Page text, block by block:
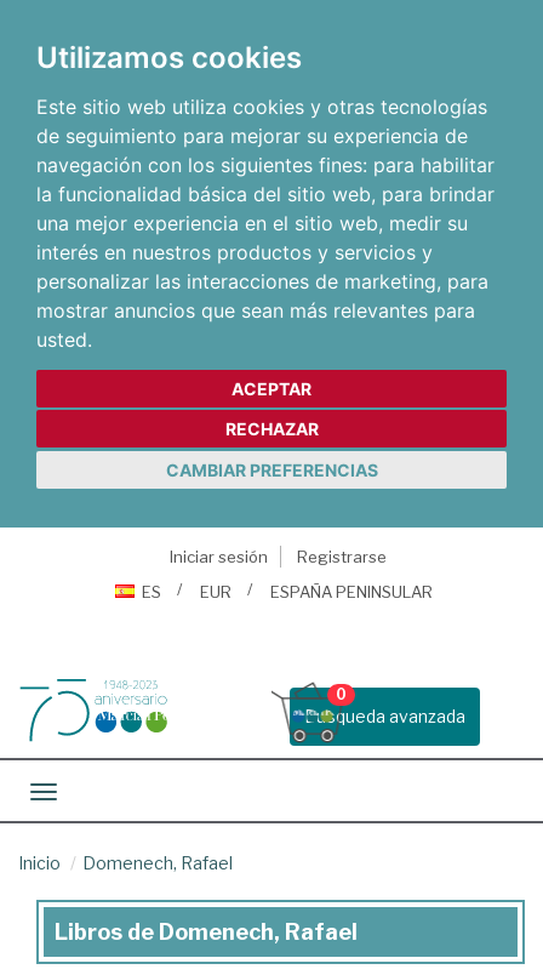
Utilizamos cookies
Este sitio web utiliza cookies y otras tecnologías
de seguimiento para mejorar su experiencia de
navegación con los siguientes fines: para habilitar
la funcionalidad básica del sitio web, para brindar
una mejor experiencia en el sitio web, medir su
interés en nuestros productos y servicios y
personalizar las interacciones de marketing, para
mostrar anuncios que sean más relevantes para
usted.
ACEPTAR
RECHAZAR
CAMBIAR PREFERENCIAS
Iniciar sesión
Registrarse
ES
EUR ESPAÑA PENINSULAR
Busqueda avanzada
0
Toggle navigation
Inicio Domenech, Rafael
Libros
Libros de Domenech, Rafael